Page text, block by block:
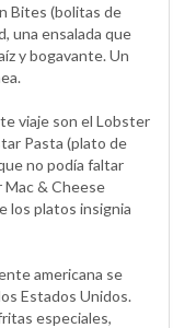
Bites (bolitas de
una ensalada que
y bogavante. Un
viaje son el Lobster
Pasta (plato de
no podía faltar
& Cheese
los platos insignia
americana se
Estados Unidos.
especiales,